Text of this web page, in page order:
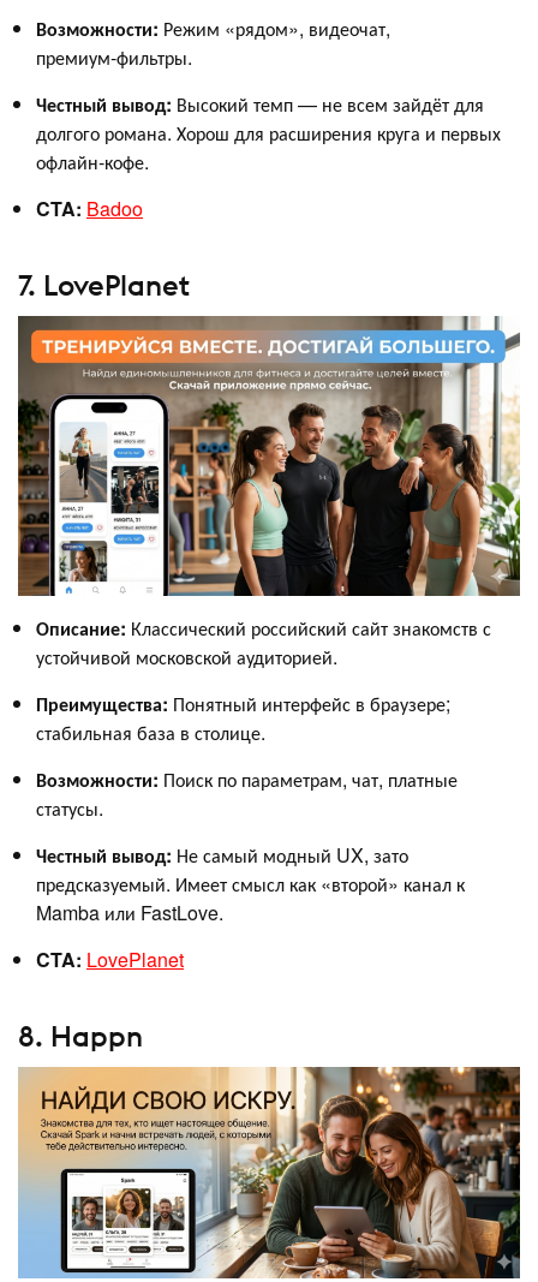
Возможности: Режим «рядом», видеочат,
премиум‑фильтры.
Честный вывод: Высокий темп — не всем зайдёт для
долгого романа. Хорош для расширения круга и первых
офлайн‑кофе.
CTA: Badoo
7. LovePlanet
Описание: Классический российский сайт знакомств с
устойчивой московской аудиторией.
Преимущества: Понятный интерфейс в браузере;
стабильная база в столице.
Возможности: Поиск по параметрам, чат, платные
статусы.
Честный вывод: Не самый модный UX, зато
предсказуемый. Имеет смысл как «второй» канал к
Mamba или FastLove.
CTA: LovePlanet
8. Happn